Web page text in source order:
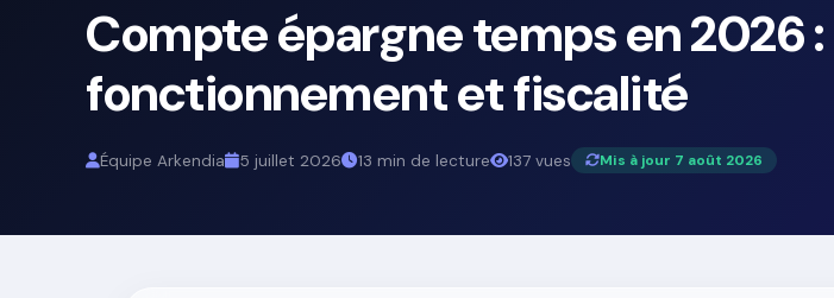
Compte épargne temps en 2026 :
fonctionnement et fiscalité
Équipe Arkendia 5 juillet 2026 13 min de lecture 137 vues Mis à jour 7 août 2026